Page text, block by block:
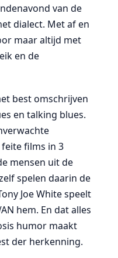
van de
dialect. Met af en
maar altijd met
en de
best omschrijven
en talking blues.
films in 3
mensen uit de
spelen daarin de
Joe White speelt
hem. En dat alles
humor maakt
der herkenning.